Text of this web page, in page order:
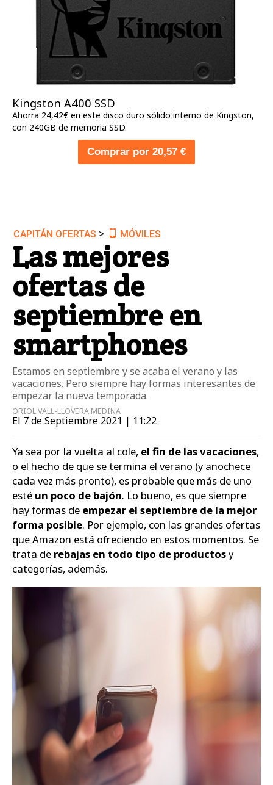
Kingston A400 SSD
Ahorra 24,42€ en este disco duro sólido interno de Kingston,
con 240GB de memoria SSD.
Comprar por 20,57 €
CAPITÁN OFERTAS > MÓVILES
Las mejores
ofertas de
septiembre en
smartphones
Estamos en septiembre y se acaba el verano y las
vacaciones. Pero siempre hay formas interesantes de
empezar la nueva temporada.
ORIOL VALL-LLOVERA MEDINA
El 7 de Septiembre 2021 | 11:22
Ya sea por la vuelta al cole, el fin de las vacaciones,
o el hecho de que se termina el verano (y anochece
cada vez más pronto), es probable que más de uno
esté un poco de bajón. Lo bueno, es que siempre
hay formas de empezar el septiembre de la mejor
forma posible. Por ejemplo, con las grandes ofertas
que Amazon está ofreciendo en estos momentos. Se
trata de rebajas en todo tipo de productosy
categorías, además.